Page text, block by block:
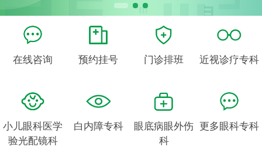
在线咨询 预约挂号 门诊排班 近视诊疗专科
小儿眼科医学
验光配镜科
白内障专科
眼底病眼外伤
科
更多眼科专科